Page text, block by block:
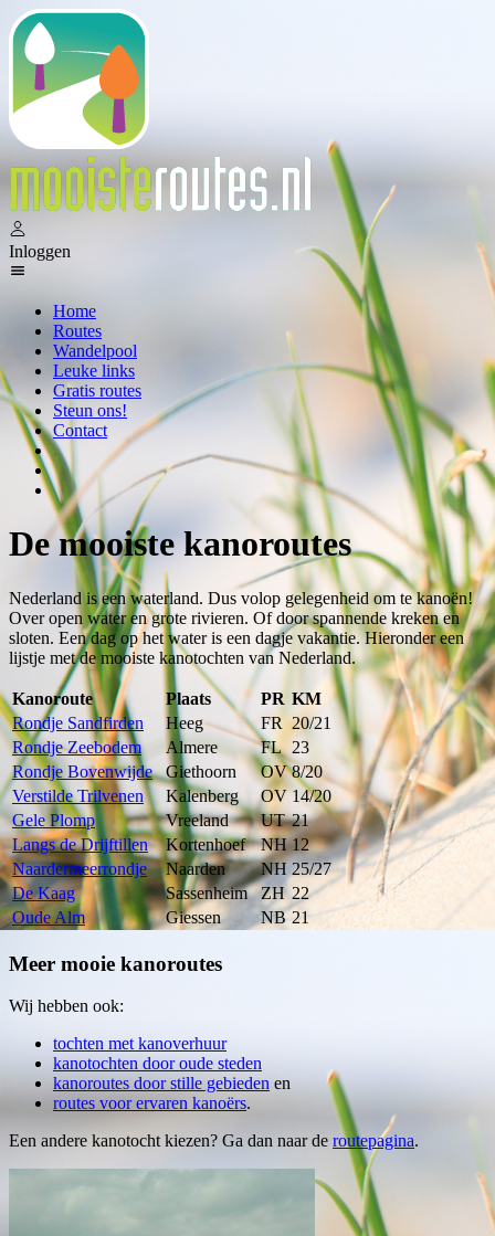
Inloggen
Home
Routes
Wandelpool
Leuke links
Gratis routes
Steun ons!
Contact
De mooiste kanoroutes
Nederland is een waterland. Dus volop gelegenheid om te kanoën!
Over open water en grote rivieren. Of door spannende kreken en
sloten. Een dag op het water is een dagje vakantie. Hieronder een
lijstje met de mooiste kanotochten van Nederland.
Kanoroute Plaats PR KM
Rondje Sandfirden
Heeg FR 20/21
Rondje Zeebodem
Almere FL 23
Rondje Bovenwijde
Giethoorn OV 8/20
Verstilde Trilvenen
Kalenberg OV 14/20
Gele Plomp
Vreeland UT 21
Langs de Drijftillen
Kortenhoef NH 12
Naardermeerrondje
Naarden NH 25/27
De Kaag
Sassenheim ZH 22
Oude Alm
Giessen NB 21
Meer mooie kanoroutes
Wij hebben ook:
tochten met kanoverhuur
kanotochten door oude steden
kanoroutes door stille gebieden en
routes voor ervaren kanoërs.
Een andere kanotocht kiezen? Ga dan naar de routepagina.